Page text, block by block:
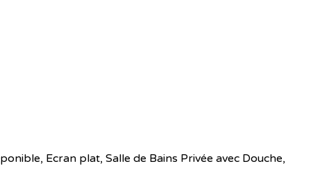
Ecran plat, Salle de Bains Privée avec Douche,